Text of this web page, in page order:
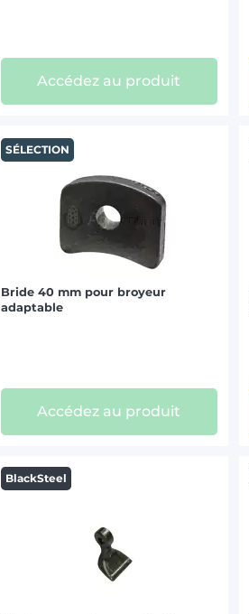
Accédez au produit
SÉLECTION
Bride 40 mm pour broyeur
adaptable
Accédez au produit
BlackSteel